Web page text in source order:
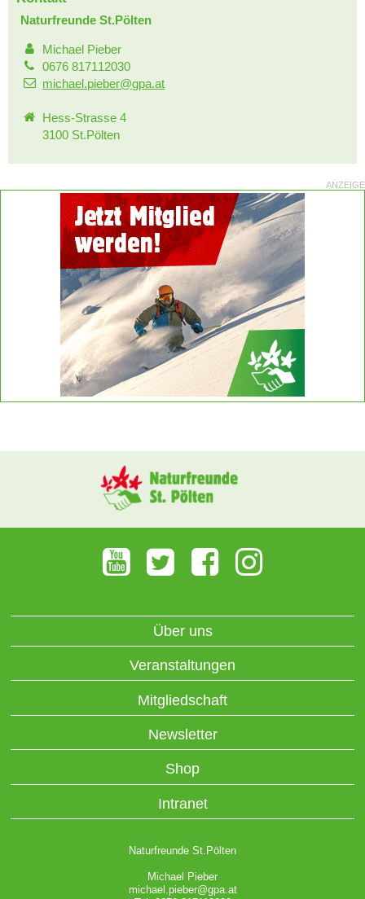
Naturfreunde St.Pölten
Michael Pieber
0676 817112030
michael.pieber@gpa.at
Hess-Strasse 4
3100 St.Pölten
ANZEIGE
Über uns
Veranstaltungen
Mitgliedschaft
Newsletter
Shop
Intranet
Naturfreunde St.Pölten
Michael Pieber
michael.pieber@gpa.at